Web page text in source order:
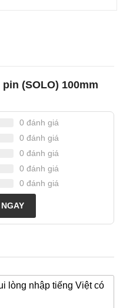
(SOLO) 100mm
0 đánh giá
0 đánh giá
0 đánh giá
0 đánh giá
0 đánh giá